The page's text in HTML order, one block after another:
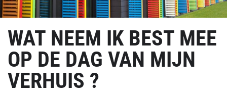
WAT NEEM IK BEST MEE
OP DE DAG VAN MIJN
VERHUIS ?